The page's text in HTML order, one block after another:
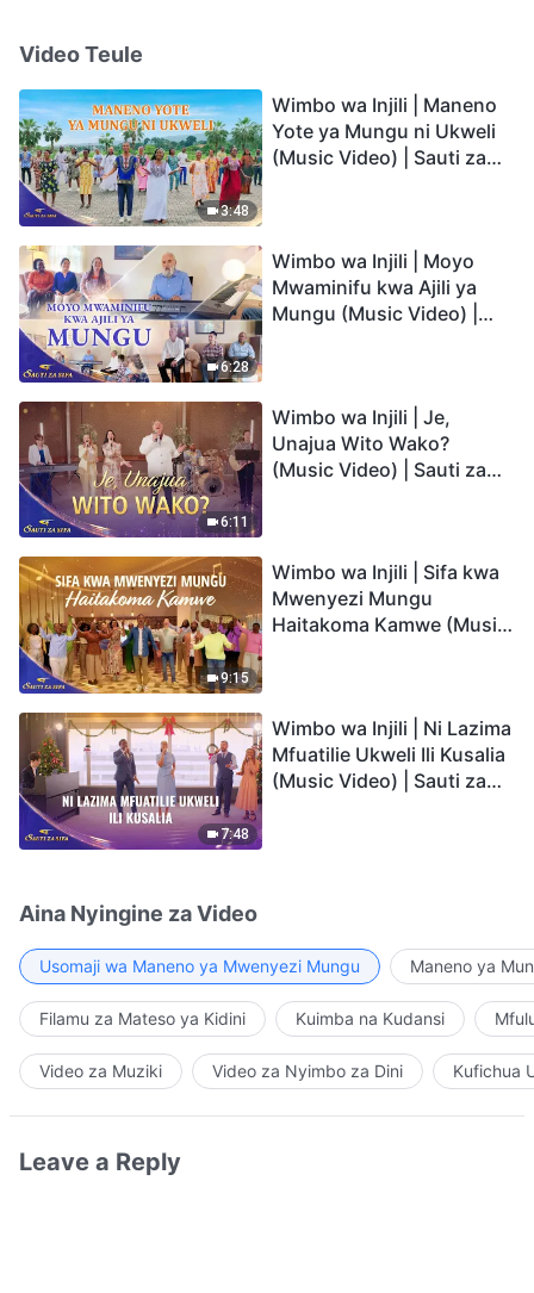
Video Teule
3:48
Wimbo wa Injili | Maneno
Yote ya Mungu ni Ukweli
(Music Video) | Sauti za
6:28
Wimbo wa Injili | Moyo
Mwaminifu kwa Ajili ya
Mungu (Music Video) |
6:11
Wimbo wa Injili | Je,
Unajua Wito Wako?
(Music Video) | Sauti za
9:15
Wimbo wa Injili | Sifa kwa
Mwenyezi Mungu
Haitakoma Kamwe (Music
7:48
Wimbo wa Injili | Ni Lazima
Mfuatilie Ukweli Ili Kusalia
(Music Video) | Sauti za
Aina Nyingine za Video
Usomaji wa Maneno ya Mwenyezi Mungu Maneno ya
Filamu za Mateso ya Kidini Kuimba na Kudansi
Video za Muziki Video za Nyimbo za Dini Kufichua
Leave a Reply